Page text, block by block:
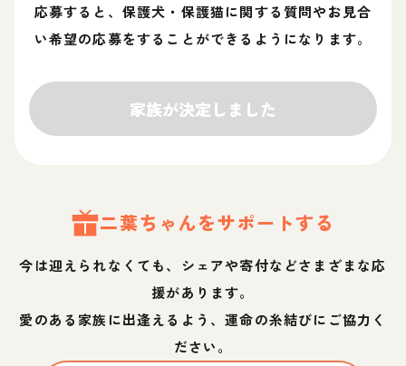
応募すると、保護犬・保護猫に関する質問やお見合
い希望の応募をすることができるようになります。
家族が決定しました
二葉ちゃんをサポートする
今は迎えられなくても、シェアや寄付などさまざまな応
援があります。
愛のある家族に出逢えるよう、運命の糸結びにご協力く
ださい。